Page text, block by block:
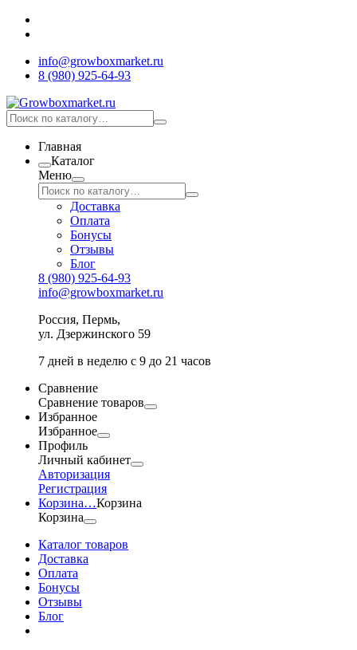
info@growboxmarket.ru
8 (980) 925-64-93
Главная
Каталог
Меню
Доставка
Оплата
Бонусы
Отзывы
Блог
8 (980) 925-64-93
info@growboxmarket.ru
Россия, Пермь,
ул. Дзержинского 59
7 дней в неделю с 9 до 21 часов
Сравнение
Сравнение товаров
Избранное
Избранное
Профиль
Личный кабинет
Авторизация
Регистрация
Корзина…Корзина
Корзина
Каталог товаров
Доставка
Оплата
Бонусы
Отзывы
Блог